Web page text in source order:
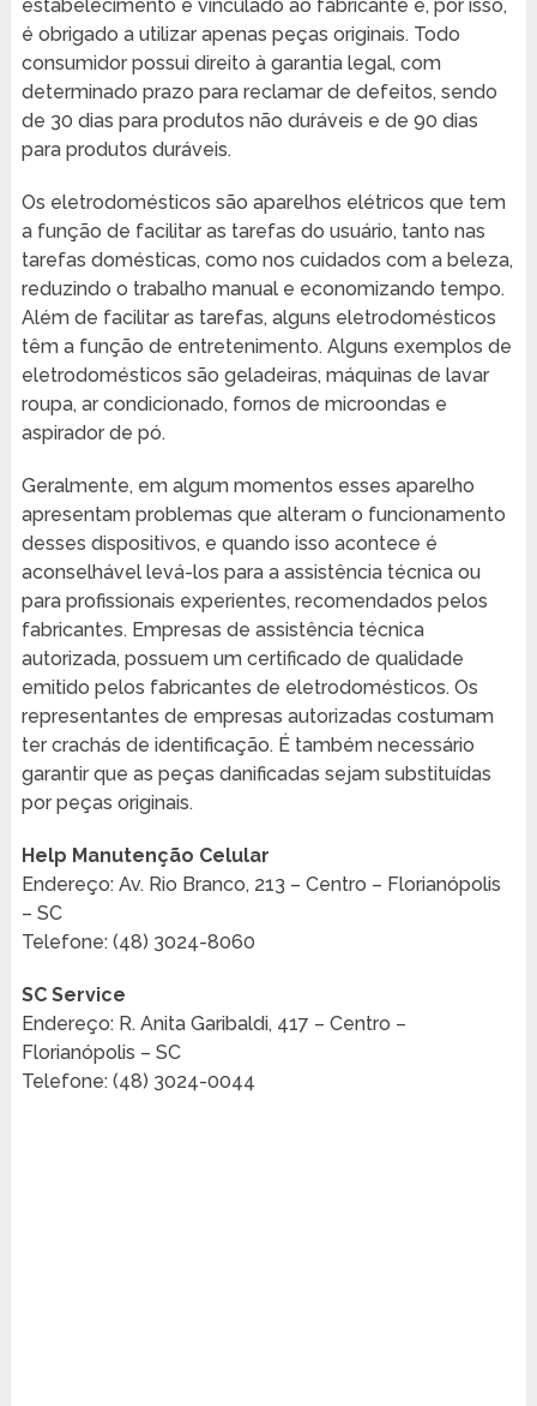
estabelecimento é vinculado ao fabricante e, por isso,
é obrigado a utilizar apenas peças originais. Todo
consumidor possui direito à garantia legal, com
determinado prazo para reclamar de defeitos, sendo
de 30 dias para produtos não duráveis e de 90 dias
para produtos duráveis.
Os eletrodomésticos são aparelhos elétricos que tem
a função de facilitar as tarefas do usuário, tanto nas
tarefas domésticas, como nos cuidados com a beleza,
reduzindo o trabalho manual e economizando tempo.
Além de facilitar as tarefas, alguns eletrodomésticos
têm a função de entretenimento. Alguns exemplos de
eletrodomésticos são geladeiras, máquinas de lavar
roupa, ar condicionado, fornos de microondas e
aspirador de pó.
Geralmente, em algum momentos esses aparelho
apresentam problemas que alteram o funcionamento
desses dispositivos, e quando isso acontece é
aconselhável levá-los para a assistência técnica ou
para profissionais experientes, recomendados pelos
fabricantes. Empresas de assistência técnica
autorizada, possuem um certificado de qualidade
emitido pelos fabricantes de eletrodomésticos. Os
representantes de empresas autorizadas costumam
ter crachás de identificação. É também necessário
garantir que as peças danificadas sejam substituídas
por peças originais.
Help Manutenção Celular
Endereço: Av. Rio Branco, 213 – Centro – Florianópolis
– SC
Telefone: (48) 3024-8060
SC Service
Endereço: R. Anita Garibaldi, 417 – Centro –
Florianópolis – SC
Telefone: (48) 3024-0044